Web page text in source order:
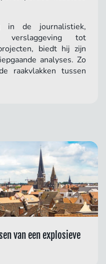
in de journalistiek,
tot
biedt hij zijn
analyses. Zo
raakvlakken tussen
van een explosieve